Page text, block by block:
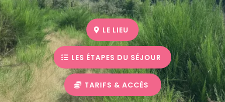
LE LIEU
LES ÉTAPES DU SÉJOUR
TARIFS & ACCÈS